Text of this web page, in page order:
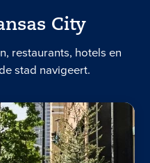
City
restaurants, hotels en
stad navigeert.